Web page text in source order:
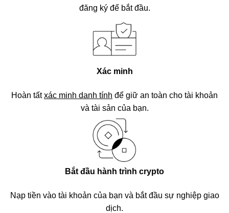
đăng ký để bắt đầu.
Xác minh
Hoàn tấtxác minh danh tính để giữ an toàn cho tài khoản
và tài sản của bạn.
Bắt đầu hành trình crypto
Nạp tiền vào tài khoản của bạn và bắt đầu sự nghiệp giao
dịch.